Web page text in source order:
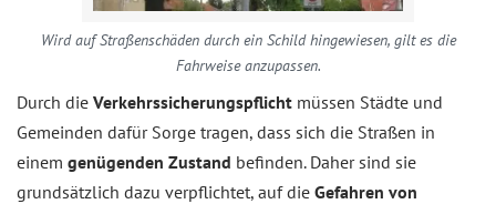
Wird auf Straßenschäden durch ein Schild hingewiesen, gilt es die
Fahrweise anzupassen.
Durch die Verkehrssicherungspflicht müssen Städte und
Gemeinden dafür Sorge tragen, dass sich die Straßen in
einem genügenden Zustand befinden. Daher sind sie
grundsätzlich dazu verpflichtet, auf die Gefahren von